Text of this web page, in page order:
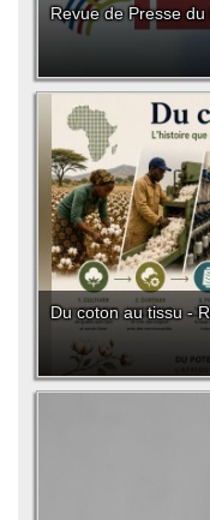
Revue de Presse
Du coton au tissu -